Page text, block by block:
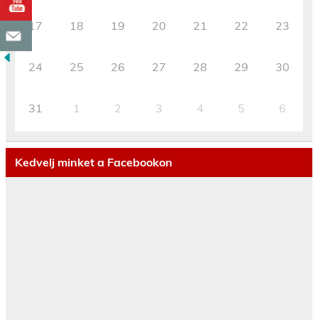
17 18 19 20 21 22 23
24 25 26 27 28 29 30
31 1 2 3 4 5 6
Kedvelj minket a Facebookon